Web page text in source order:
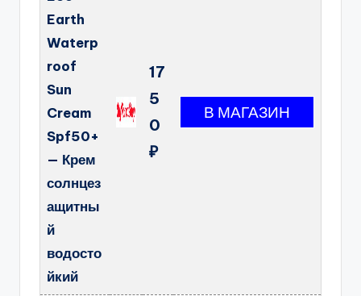
Earth
Waterp
roof
Sun
Cream
Spf50+
— Крем
солнцез
ащитны
й
водосто
йкий
17
5
0
₽